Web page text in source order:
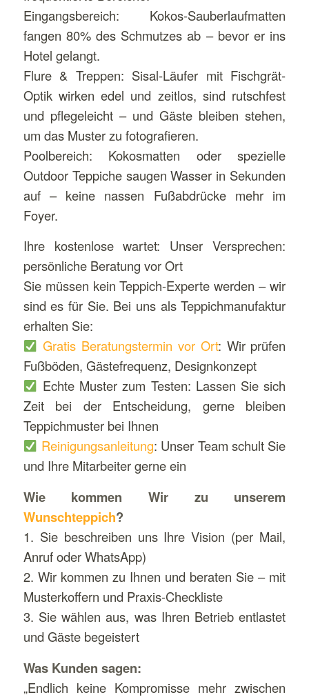
Eingangsbereich: Kokos-Sauberlaufmatten
fangen 80% des Schmutzes ab – bevor er ins
Hotel gelangt.
Flure & Treppen: Sisal-Läufer mit Fischgrät-
Optik wirken edel und zeitlos, sind rutschfest
und pflegeleicht – und Gäste bleiben stehen,
um das Muster zu fotografieren.
Poolbereich: Kokosmatten oder spezielle
Outdoor Teppiche saugen Wasser in Sekunden
auf – keine nassen Fußabdrücke mehr im
Foyer.
Ihre kostenlose wartet: Unser Versprechen:
persönliche Beratung vor Ort
Sie müssen kein Teppich-Experte werden – wir
sind es für Sie. Bei uns als Teppichmanufaktur
erhalten Sie:
Gratis Beratungstermin vor Ort: Wir prüfen
Fußböden, Gästefrequenz, Designkonzept
Echte Muster zum Testen: Lassen Sie sich
Zeit bei der Entscheidung, gerne bleiben
Teppichmuster bei Ihnen
Reinigungsanleitung: Unser Team schult Sie
und Ihre Mitarbeiter gerne ein
Wie kommen Wir zu unserem
Wunschteppich?
1. Sie beschreiben uns Ihre Vision (per Mail,
Anruf oder WhatsApp)
2. Wir kommen zu Ihnen und beraten Sie – mit
Musterkoffern und Praxis-Checkliste
3. Sie wählen aus, was Ihren Betrieb entlastet
und Gäste begeistert
Was Kunden sagen:
„Endlich keine Kompromisse mehr zwischen